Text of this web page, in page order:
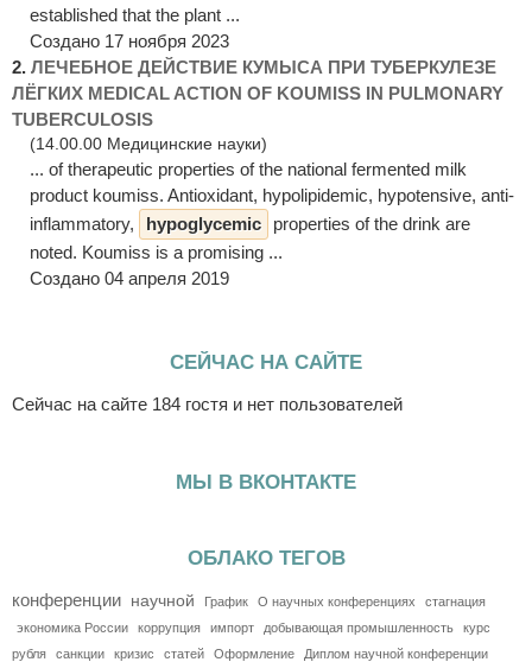
established that the plant ...
Создано 17 ноября 2023
2. ЛЕЧЕБНОЕ ДЕЙСТВИЕ КУМЫСА ПРИ ТУБЕРКУЛЕЗЕ
ЛЁГКИХ MEDICAL ACTION OF KOUMISS IN PULMONARY
TUBERCULOSIS
(14.00.00 Медицинские науки)
... of therapeutic properties of the national fermented milk
product koumiss. Antioxidant, hypolipidemic, hypotensive, anti-
inflammatory,
hypoglycemic
properties of the drink are
noted. Koumiss is a promising ...
Создано 04 апреля 2019
СЕЙЧАС НА САЙТЕ
Сейчас на сайте 184 гостя и нет пользователей
МЫ В ВКОНТАКТЕ
ОБЛАКО ТЕГОВ
конференции научной График О научных конференциях
стагнация
экономика России
коррупция импорт добывающая промышленность
курс
рубля
санкции кризис статей Оформление
Диплом научной конференции